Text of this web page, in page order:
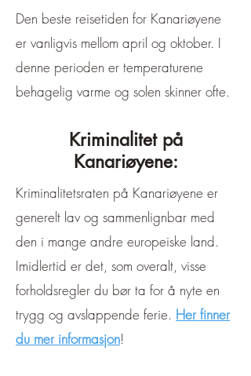
Den beste reisetiden for Kanariøyene
er vanligvis mellom april og oktober. I
denne perioden er temperaturene
behagelig varme og solen skinner ofte.
Kriminalitet på
Kanariøyene:
Kriminalitetsraten på Kanariøyene er
generelt lav og sammenlignbar med
den i mange andre europeiske land.
Imidlertid er det, som overalt, visse
forholdsregler du bør ta for å nyte en
trygg og avslappende ferie. Her finner
du mer informasjon!